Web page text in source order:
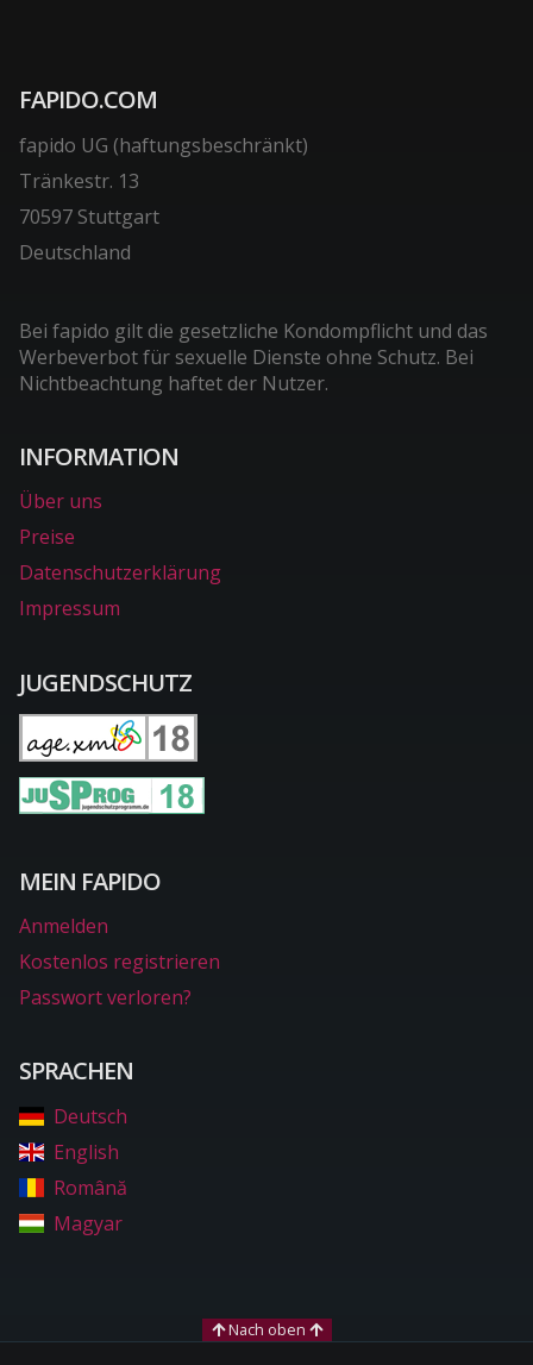
FAPIDO.COM
fapido UG (haftungsbeschränkt)
Tränkestr. 13
70597 Stuttgart
Deutschland
Bei fapido gilt die gesetzliche Kondompflicht und das
Werbeverbot für sexuelle Dienste ohne Schutz. Bei
Nichtbeachtung haftet der Nutzer.
INFORMATION
Über uns
Preise
Datenschutzerklärung
Impressum
JUGENDSCHUTZ
MEIN FAPIDO
Anmelden
Kostenlos registrieren
Passwort verloren?
SPRACHEN
Deutsch
English
Română
Magyar
Nach oben